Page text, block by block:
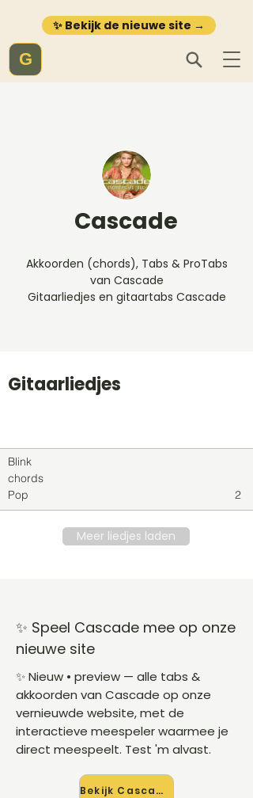
✨ Bekijk de nieuwe site →
G
Cascade
Akkoorden (chords), Tabs & ProTabs
van Cascade
Gitaarliedjes en gitaartabs Cascade
Gitaarliedjes
Blink
chords
Pop
2
Meer liedjes laden
✨ Speel Cascade mee op onze
nieuwe site
✨ Nieuw • preview — alle tabs &
akkoorden van Cascade op onze
vernieuwde website, met de
interactieve meespeler waarmee je
direct meespeelt. Test 'm alvast.
Bekijk Cascade →